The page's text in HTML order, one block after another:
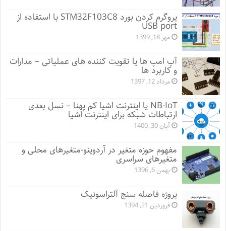
پروگرم کردن بورد STM32F103C8 با استفاده از
USB port
مهر 18, 1399
آپ امپ ها یا تقویت کننده های عملیاتی – مدارات
و کاربرد ها
مرداد 12, 1397
NB-IoT یا اینترنت اشیا کم پهنا – نسل بعدی
ارتباطات شبکه برای اینترنت اشیا
آبان 30, 1400
مفهوم حوزه متغیر در آردوینو-متغیرهای محلی و
متغیرهای سراسری
بهمن 6, 1396
پروژه فاصله سنج آلتراسونیک
فروردین 21, 1394